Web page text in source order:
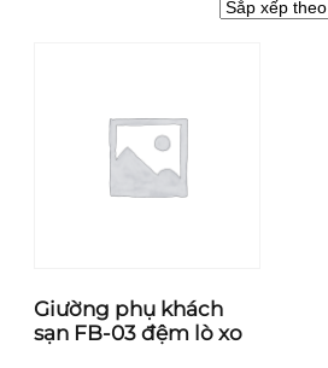
Giường phụ khách
sạn FB-03 đệm lò xo